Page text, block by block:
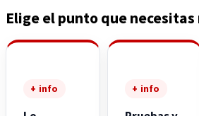
Elige el punto que
+ info + info